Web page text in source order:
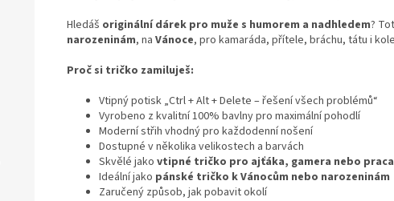
Hledáš originální dárek pro muže s humorem a nadhledem?
narozeninám, na Vánoce, pro kamaráda, přítele, bráchu, tátu i
Proč si tričko zamiluješ:
Vtipný potisk „Ctrl + Alt + Delete – řešení všech problémů“
Vyrobeno z kvalitní 100% bavlny pro maximální pohodlí
Moderní střih vhodný pro každodenní nošení
Dostupné v několika velikostech a barvách
Skvělé jako vtipné tričko pro ajťáka, gamera nebo
Ideální jako pánské tričko k Vánocům nebo narozeninám
Zaručený způsob, jak pobavit okolí